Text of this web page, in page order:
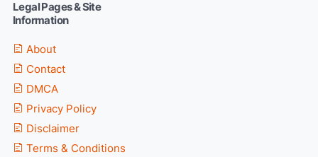
Legal Pages & Site
Information
About
Contact
DMCA
Privacy Policy
Disclaimer
Terms & Conditions